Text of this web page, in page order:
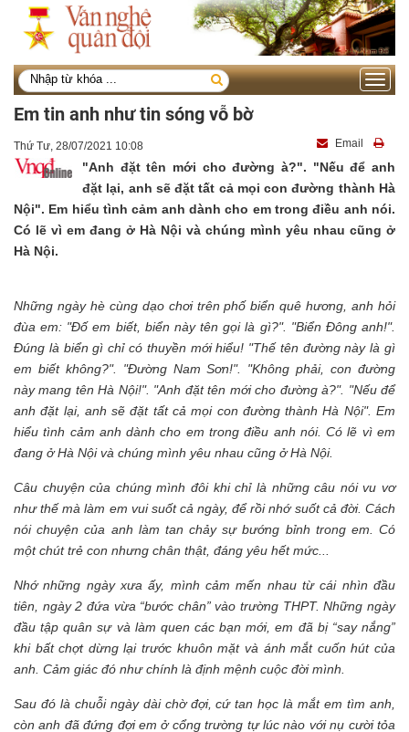
Toggle
Em tin anh như tin sóng vỗ bờ
Thứ Tư, 28/07/2021 10:08 Email
"Anh đặt tên mới cho đường à?". "Nếu để anh
đặt lại, anh sẽ đặt tất cả mọi con đường thành Hà
Nội". Em hiểu tình cảm anh dành cho em trong điều anh nói.
Có lẽ vì em đang ở Hà Nội và chúng mình yêu nhau cũng ở
Hà Nội.
Những ngày hè cùng dạo chơi trên phố biển quê hương, anh hỏi
đùa em: "Đố em biết, biển này tên gọi là gì?". "Biển Đông anh!".
Đúng là biển gì chỉ có thuyền mới hiểu! "Thế tên đường này là gì
em biết không?". "Đường Nam Sơn!". "Không phải, con đường
này mang tên Hà Nội!". "Anh đặt tên mới cho đường à?". "Nếu để
anh đặt lại, anh sẽ đặt tất cả mọi con đường thành Hà Nội". Em
hiểu tình cảm anh dành cho em trong điều anh nói. Có lẽ vì em
đang ở Hà Nội và chúng mình yêu nhau cũng ở Hà Nội.
Câu chuyện của chúng mình đôi khi chỉ là những câu nói vu vơ
như thế mà làm em vui suốt cả ngày, để rồi nhớ suốt cả đời. Cách
nói chuyện của anh làm tan chảy sự bướng bỉnh trong em. Có
một chút trẻ con nhưng chân thật, đáng yêu hết mức...
Nhớ những ngày xưa ấy, mình cảm mến nhau từ cái nhìn đầu
tiên, ngày 2 đứa vừa “bước chân” vào trường THPT. Những ngày
đầu tập quân sự và làm quen các bạn mới, em đã bị “say nắng”
khi bất chợt dừng lại trước khuôn mặt và ánh mắt cuốn hút của
anh. Cảm giác đó như chính là định mệnh cuộc đời mình.
Sau đó là chuỗi ngày dài chờ đợi, cứ tan học là mắt em tìm anh,
còn anh đã đứng đợi em ở cổng trường tự lúc nào với nụ cười tỏa